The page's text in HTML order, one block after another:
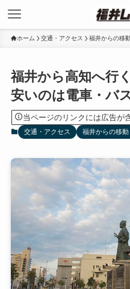
ホーム 交通・アクセス 福井からの移
福井から高知へ行
安いのは電車・バ
当ページのリンクには広告が
交通・アクセス 福井からの移動